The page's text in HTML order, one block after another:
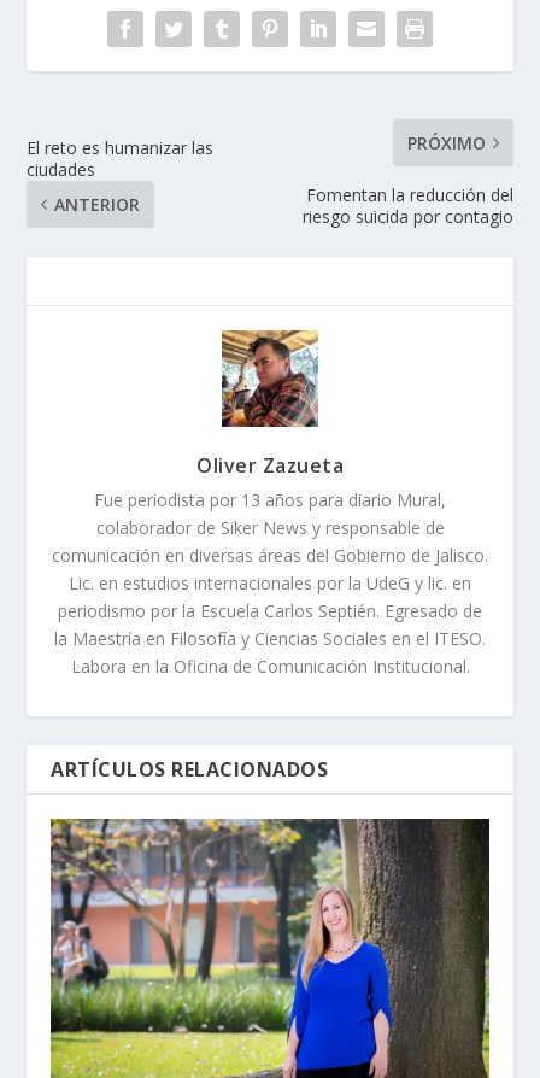
El reto es humanizar las
ciudades
ANTERIOR
PRÓXIMO
Fomentan la reducción del
riesgo suicida por contagio
Oliver Zazueta
Fue periodista por 13 años para diario Mural,
colaborador de Siker News y responsable de
comunicación en diversas áreas del Gobierno de Jalisco.
Lic. en estudios internacionales por la UdeG y lic. en
periodismo por la Escuela Carlos Septién. Egresado de
la Maestría en Filosofía y Ciencias Sociales en el ITESO.
Labora en la Oficina de Comunicación Institucional.
ARTÍCULOS RELACIONADOS